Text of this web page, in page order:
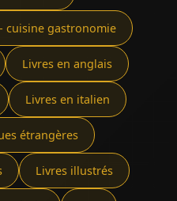
cuisine gastronomie
Livres en anglais
Livres en italien
étrangères
Livres illustrés